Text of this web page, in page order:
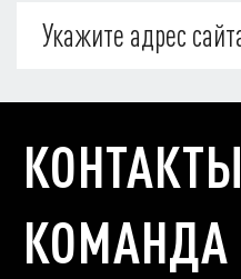
КОНТАКТЫ
КОМАНДА